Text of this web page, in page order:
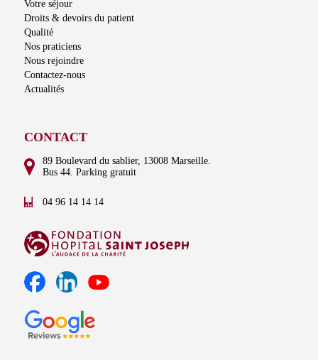
Votre séjour
Droits & devoirs du patient
Qualité
Nos praticiens
Nous rejoindre
Contactez-nous
Actualités
CONTACT
89 Boulevard du sablier, 13008 Marseille.
Bus 44. Parking gratuit
04 96 14 14 14